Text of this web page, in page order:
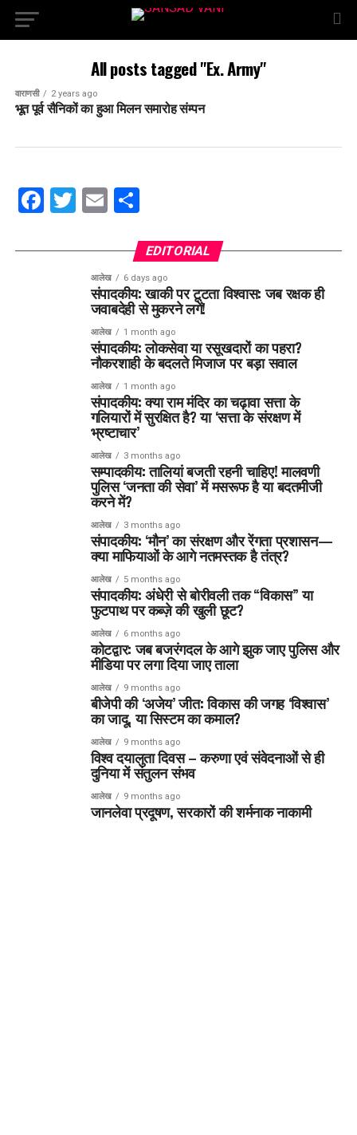
All posts tagged "Ex. Army"
वाराणसी 2 years ago
भूत पूर्व सैनिकों का हुआ मिलन समारोह संम्पन
Facebook
Twitter
EmailShare
EDITORIAL
आलेख 6 days ago
संपादकीय: खाकी पर टूटता विश्वास: जब रक्षक ही
जवाबदेही से मुकरने लगें!
आलेख 1 month ago
संपादकीय: लोकसेवा या रसूखदारों का पहरा?
नौकरशाही के बदलते मिजाज पर बड़ा सवाल
आलेख 1 month ago
संपादकीय: क्या राम मंदिर का चढ़ावा सत्ता के
गलियारों में सुरक्षित है? या ‘सत्ता के संरक्षण में
भ्रष्टाचार’
आलेख 3 months ago
सम्पादकीय: तालियां बजती रहनी चाहिए! मालवणी
पुलिस ‘जनता की सेवा’ में मसरूफ है या बदतमीजी
करने में?
आलेख 3 months ago
संपादकीय: ‘मौन’ का संरक्षण और रेंगता प्रशासन—
क्या माफियाओं के आगे नतमस्तक है तंत्र?
आलेख 5 months ago
संपादकीय: अंधेरी से बोरीवली तक “विकास” या
फुटपाथ पर कब्ज़े की खुली छूट?
आलेख 6 months ago
कोटद्वार: जब बजरंगदल के आगे झुक जाए पुलिस और
मीडिया पर लगा दिया जाए ताला
आलेख 9 months ago
बीजेपी की ‘अजेय’ जीत: विकास की जगह ‘विश्वास’
का जादू, या सिस्टम का कमाल?
आलेख 9 months ago
विश्व दयालुता दिवस – करुणा एवं संवेदनाओं से ही
दुनिया में संतुलन संभव
आलेख 9 months ago
जानलेवा प्रदूषण, सरकारों की शर्मनाक नाकामी